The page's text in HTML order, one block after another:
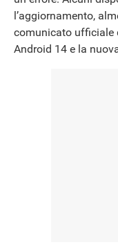
l’aggiornamento,
comunicato ufficiale
Android 14 e la